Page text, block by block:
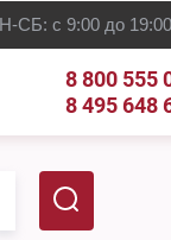
СБ: с 9:00 до 19:00
8 800 555
8 495 648